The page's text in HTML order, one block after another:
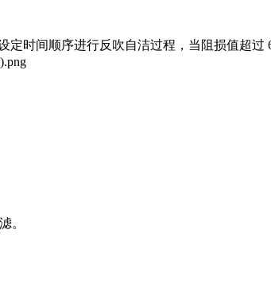
时间顺序进行反吹自洁过程，当阻损值超过
。